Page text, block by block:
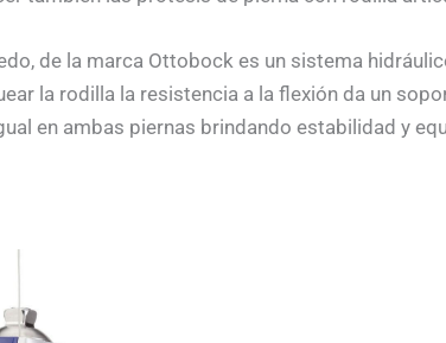
de la marca Ottobock es un sistema
la rodilla la resistencia a la flexión da un
en ambas piernas brindando estabilidad y